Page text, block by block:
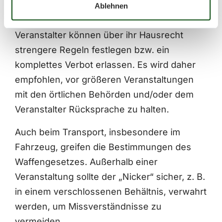
Ablehnen
zuständigen Waffen- oder Polizeibehörden
sowie Sicherheitskräfte vor Ort, und
Veranstalter können über ihr Hausrecht
strengere Regeln festlegen bzw. ein
komplettes Verbot erlassen. Es wird daher
empfohlen, vor größeren Veranstaltungen
mit den örtlichen Behörden und/oder dem
Veranstalter Rücksprache zu halten.
Auch beim Transport, insbesondere im
Fahrzeug, greifen die Bestimmungen des
Waffengesetzes. Außerhalb einer
Veranstaltung sollte der „Nicker“ sicher, z. B.
in einem verschlossenen Behältnis, verwahrt
werden, um Missverständnisse zu